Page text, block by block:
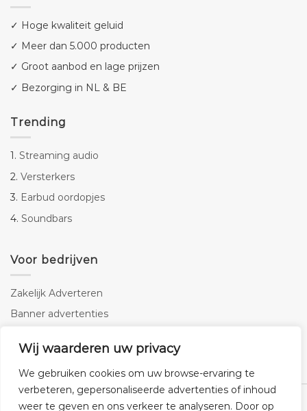
Wij waarderen uw privacy
We gebruiken cookies om uw browse-ervaring te
verbeteren, gepersonaliseerde advertenties of inhoud
weer te geven en ons verkeer te analyseren. Door op
✓ Hoge kwaliteit geluid
✓ Meer dan 5.000 producten
✓ Groot aanbod en lage prijzen
✓ Bezorging in NL & BE
Trending
1. Streaming audio
2. Versterkers
3. Earbud oordopjes
4. Soundbars
Voor bedrijven
Zakelijk Adverteren
Banner advertenties
SEO copywriting